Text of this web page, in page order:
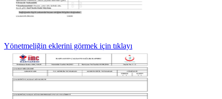
Yönetmeliğin eklerini görmek için tıklayı